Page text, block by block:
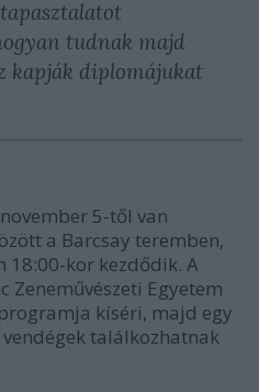
tudnak majd
kapják diplomájukat
5-től van
a Barcsay teremben,
18:00-kor kezdődik. A
Zeneművészeti Egyetem
kíséri, majd egy
találkozhatnak